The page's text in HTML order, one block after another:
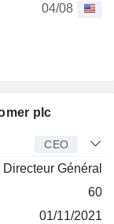
04/08
plc
CEO
Directeur Général
60
01/11/2021